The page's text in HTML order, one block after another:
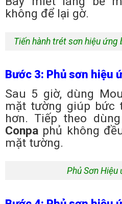
không để lại gờ.
Tiến hành trét sơn hiệu
Bước 3: Phủ sơn hiệu
Sau 5 giờ, dùng
mặt tường giúp bức
hơn. Tiếp theo
Conpa phủ không
mặt tường.
Phủ Sơn Hiệu